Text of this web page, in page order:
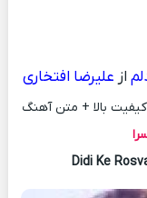
از علیرضا افتخاری
بالا + متن آهنگ
Didi Ke